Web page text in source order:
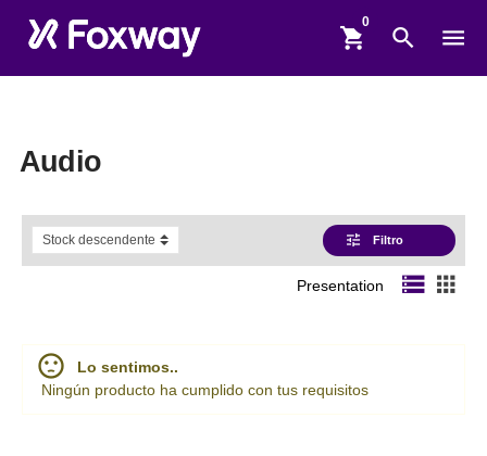
shopping_cart search menu
Audio
tune Filtro
Presentation storage apps
sentiment_dissatisfied
Lo sentimos..
Ningún producto ha cumplido con tus requisitos